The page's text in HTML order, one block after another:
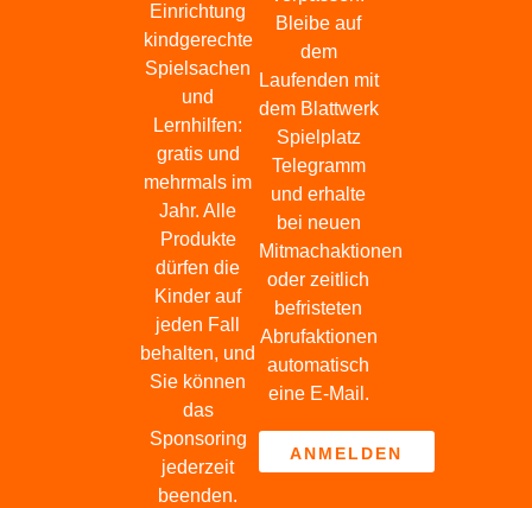
68
Bewertungen auf ProvenExpert.com
Blick aufs ProvenExpert-Profil werfen
Einrichtung
kindgerechte
Spielsachen
und
Lernhilfen:
gratis und
mehrmals im
Jahr. Alle
Produkte
dürfen die
Kinder auf
jeden Fall
behalten, und
Sie können
das
Sponsoring
jederzeit
beenden.
Bleibe auf
dem
Laufenden mit
dem Blattwerk
Spielplatz
Telegramm
und erhalte
bei neuen
Mitmachaktionen
oder zeitlich
befristeten
Abrufaktionen
automatisch
eine E-Mail.
ANMELDEN